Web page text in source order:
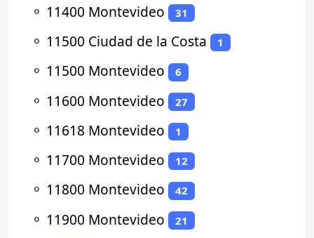
⚬ 11400 Montevideo 31
⚬ 11500 Ciudad de la Costa 1
⚬ 11500 Montevideo 6
⚬ 11600 Montevideo 27
⚬ 11618 Montevideo 1
⚬ 11700 Montevideo 12
⚬ 11800 Montevideo 42
⚬ 11900 Montevideo 21